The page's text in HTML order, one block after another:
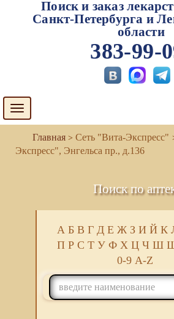
Поиск и заказ
Санкт-Петербурга и
области
383-99-
Toggle
navigation
Сеть "Вита-Экспресс"
Экспресс", Энгельса пр., д.136
Поиск по
А Б В Г Д Е Ж З И Й К
П Р С Т У Ф Х Ц Ч Ш
0-9 A-Z